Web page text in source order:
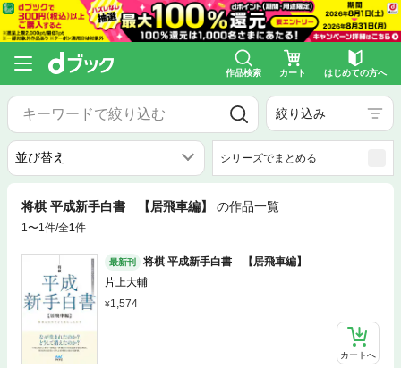
作品検索 カート はじめての方へ
絞り込み
シリーズでまとめる
将棋 平成新手白書 【居飛車編】 の作品一覧
1〜1件/全1件
最新刊
将棋 平成新手白書 【居飛車編】
片上大輔
1,574
カートへ